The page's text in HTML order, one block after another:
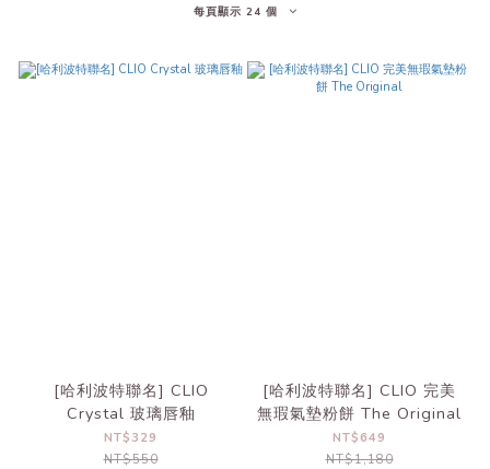
每頁顯示 24 個
[哈利波特聯名] CLIO
Crystal 玻璃唇釉
NT$329
NT$550
[哈利波特聯名] CLIO 完美
無瑕氣墊粉餅 The Original
NT$649
NT$1,180